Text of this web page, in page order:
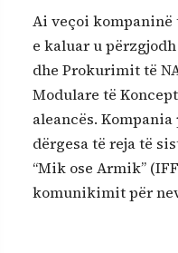
Ai veçoi kompaninë
e kaluar u
dhe Prokurimit të
Modulare të
aleancës.
dërgesa të reja të
“Mik ose Armik”
komunikimit për